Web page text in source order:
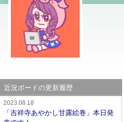
近況ボードの更新履歴
2023.08.18
「吉祥寺あやかし甘露絵巻」本日発